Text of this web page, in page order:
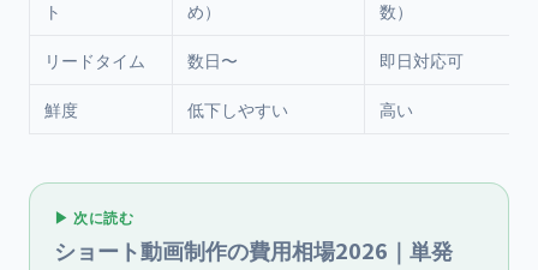
ト
め）
数）
リードタイム 数日〜 即日対応可
鮮度 低下しやすい 高い
▶ 次に読む
ショート動画制作の費用相場2026｜単発